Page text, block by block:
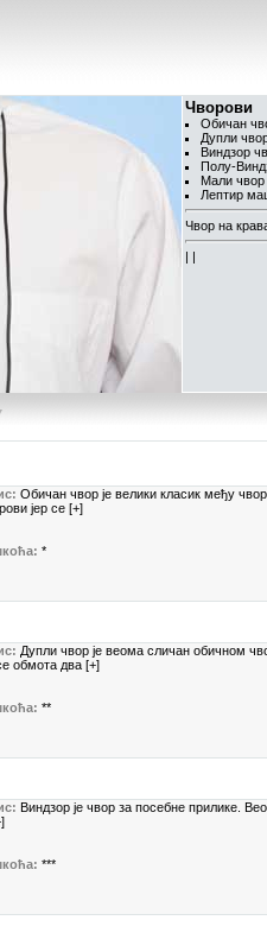
Чворови
Обичан
Дупли
Виндзор
Полу-
Мали чвор
Лептир
Чвор на
| |
Обичан чвор је велики класик међу
јер се [+]
*
Дупли чвор је веома сличан обичном
обмота два [+]
**
Виндзор је чвор за посебне прилике.
***